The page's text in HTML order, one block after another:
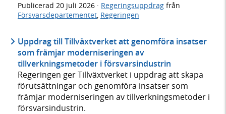
Publicerad 20 juli 2026 · Regeringsuppdrag från
Försvarsdepartementet, Regeringen
Uppdrag till Tillväxtverket att genomföra insatser
som främjar moderniseringen av
tillverkningsmetoder i försvarsindustrin
Regeringen ger Tillväxtverket i uppdrag att skapa
förutsättningar och genomföra insatser som
främjar moderniseringen av tillverkningsmetoder i
försvarsindustrin.